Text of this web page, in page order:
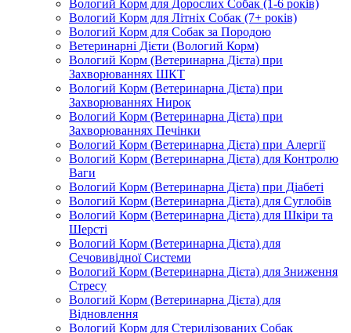
Вологий Корм для Дорослих Собак (1-6 років)
Вологий Корм для Літніх Собак (7+ років)
Вологий Корм для Собак за Породою
Ветеринарні Дієти (Вологий Корм)
Вологий Корм (Ветеринарна Дієта) при
Захворюваннях ШКТ
Вологий Корм (Ветеринарна Дієта) при
Захворюваннях Нирок
Вологий Корм (Ветеринарна Дієта) при
Захворюваннях Печінки
Вологий Корм (Ветеринарна Дієта) при Алергії
Вологий Корм (Ветеринарна Дієта) для Контролю
Ваги
Вологий Корм (Ветеринарна Дієта) при Діабеті
Вологий Корм (Ветеринарна Дієта) для Суглобів
Вологий Корм (Ветеринарна Дієта) для Шкіри та
Шерсті
Вологий Корм (Ветеринарна Дієта) для
Сечовивідної Системи
Вологий Корм (Ветеринарна Дієта) для Зниження
Стресу
Вологий Корм (Ветеринарна Дієта) для
Відновлення
Вологий Корм для Стерилізованих Собак